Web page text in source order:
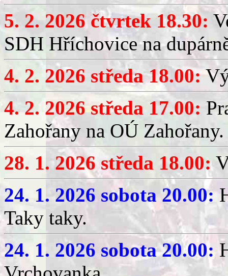
5. 2. 2026 čtvrtek 18.30:
SDH Hříchovice na
4. 2. 2026 středa 18.00:
4. 2. 2026 středa 17.00:
Zahořany na OÚ Zahořany.
28. 1. 2026 středa 18.00:
24. 1. 2026 sobota 20.00:
Taky taky.
24. 1. 2026 sobota 20.00: